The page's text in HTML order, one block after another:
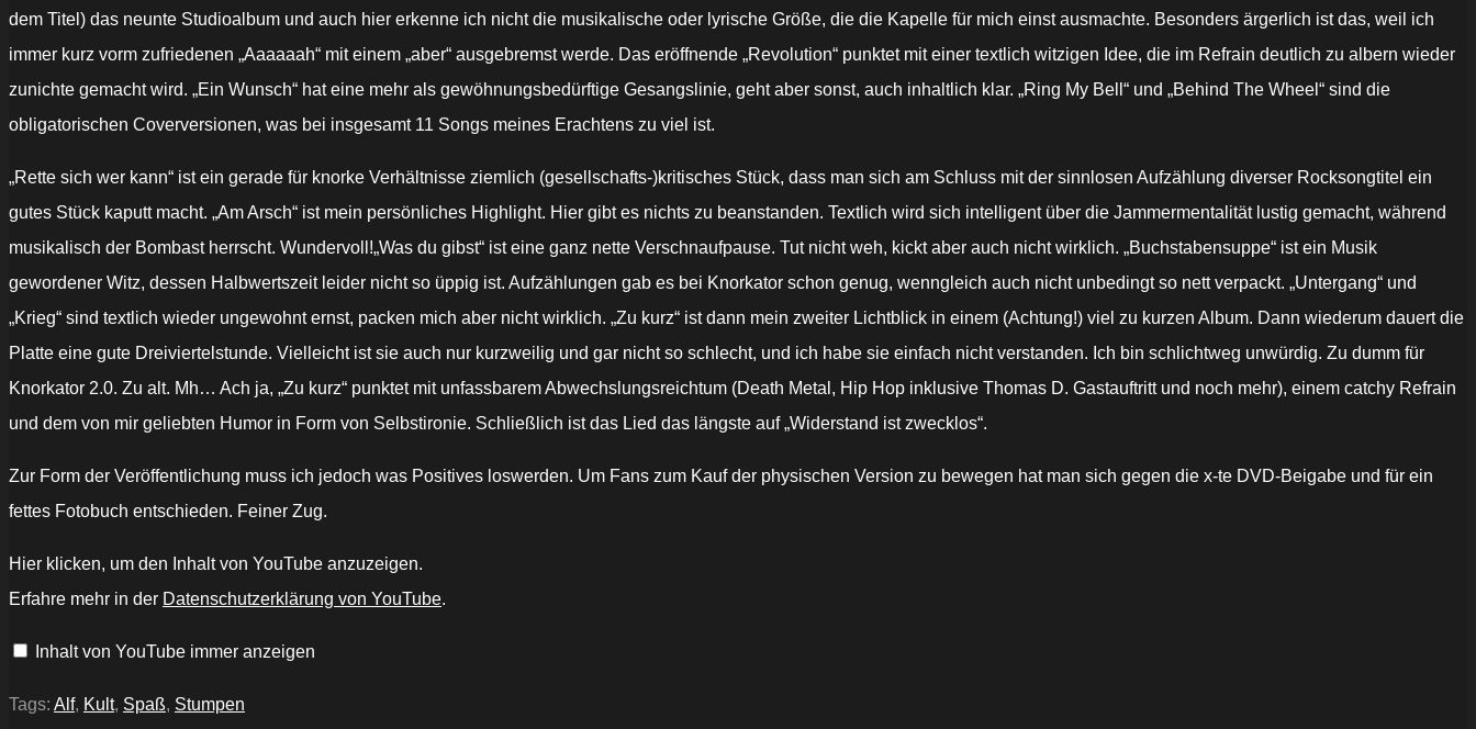
dem Titel) das neunte Studioalbum und auch hier erkenne ich nicht die musikalische oder lyrische Größe, die die Kapelle für mich einst ausmachte. Besonders ärgerlich ist das, weil ich
immer kurz vorm zufriedenen „Aaaaaah“ mit einem „aber“ ausgebremst werde. Das eröffnende „Revolution“ punktet mit einer textlich witzigen Idee, die im Refrain deutlich zu albern wieder
zunichte gemacht wird. „Ein Wunsch“ hat eine mehr als gewöhnungsbedürftige Gesangslinie, geht aber sonst, auch inhaltlich klar. „Ring My Bell“ und „Behind The Wheel“ sind die
obligatorischen Coverversionen, was bei insgesamt 11 Songs meines Erachtens zu viel ist.
„Rette sich wer kann“ ist ein gerade für knorke Verhältnisse ziemlich (gesellschafts-)kritisches Stück, dass man sich am Schluss mit der sinnlosen Aufzählung diverser Rocksongtitel ein
gutes Stück kaputt macht. „Am Arsch“ ist mein persönliches Highlight. Hier gibt es nichts zu beanstanden. Textlich wird sich intelligent über die Jammermentalität lustig gemacht, während
musikalisch der Bombast herrscht. Wundervoll!„Was du gibst“ ist eine ganz nette Verschnaufpause. Tut nicht weh, kickt aber auch nicht wirklich. „Buchstabensuppe“ ist ein Musik
gewordener Witz, dessen Halbwertszeit leider nicht so üppig ist. Aufzählungen gab es bei Knorkator schon genug, wenngleich auch nicht unbedingt so nett verpackt. „Untergang“ und
„Krieg“ sind textlich wieder ungewohnt ernst, packen mich aber nicht wirklich. „Zu kurz“ ist dann mein zweiter Lichtblick in einem (Achtung!) viel zu kurzen Album. Dann wiederum dauert die
Platte eine gute Dreiviertelstunde. Vielleicht ist sie auch nur kurzweilig und gar nicht so schlecht, und ich habe sie einfach nicht verstanden. Ich bin schlichtweg unwürdig. Zu dumm für
Knorkator 2.0. Zu alt. Mh… Ach ja, „Zu kurz“ punktet mit unfassbarem Abwechslungsreichtum (Death Metal, Hip Hop inklusive Thomas D. Gastauftritt und noch mehr), einem catchy Refrain
und dem von mir geliebten Humor in Form von Selbstironie. Schließlich ist das Lied das längste auf „Widerstand ist zwecklos“.
Zur Form der Veröffentlichung muss ich jedoch was Positives loswerden. Um Fans zum Kauf der physischen Version zu bewegen hat man sich gegen die x-te DVD-Beigabe und für ein
fettes Fotobuch entschieden. Feiner Zug.
„Knorkator
-
sich
von
Hier klicken, um den Inhalt von YouTube anzuzeigen.
Erfahre mehr in der Datenschutzerklärung von YouTube.
Inhalt von YouTube immer anzeigen
Tags: Alf, Kult, Spaß, Stumpen